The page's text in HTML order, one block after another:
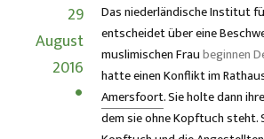
29
August
2016
Das niederländische Institut
entscheidet über eine
muslimischen Fraubeginnen
hatte einen Konflikt im
Amersfoort. Sie holte dann
dem sie ohne Kopftuch steht.